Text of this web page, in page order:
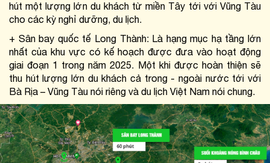
hút một lượng lớn du khách từ miền Tây tới với Vũng Tàu
cho các kỳ nghỉ dưỡng, du lịch.
+ Sân bay quốc tế Long Thành: Là hạng mục hạ tầng lớn
nhất của khu vực có kế hoạch được đưa vào hoạt động
giai đoạn 1 trong năm 2025. Một khi được hoàn thiện sẽ
thu hút lượng lớn du khách cả trong - ngoài nước tới với
Bà Rịa – Vũng Tàu nói riêng và du lịch Việt Nam nói chung.